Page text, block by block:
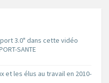
3.0" dans cette vidéo
SANTE
et les élus au travail en 2010-